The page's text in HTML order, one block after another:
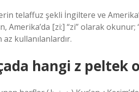
telaffuz şekli İngiltere ve
Amerika’da [zi:] “zi” olarak okunur;
kullanılanlardır.
hangi z peltek